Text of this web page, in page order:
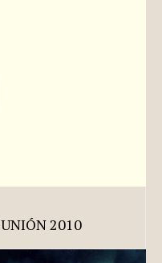
2010